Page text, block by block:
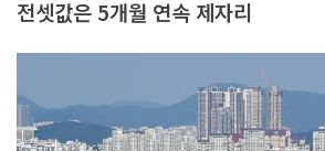
전셋값은 5개월 연속 제자리